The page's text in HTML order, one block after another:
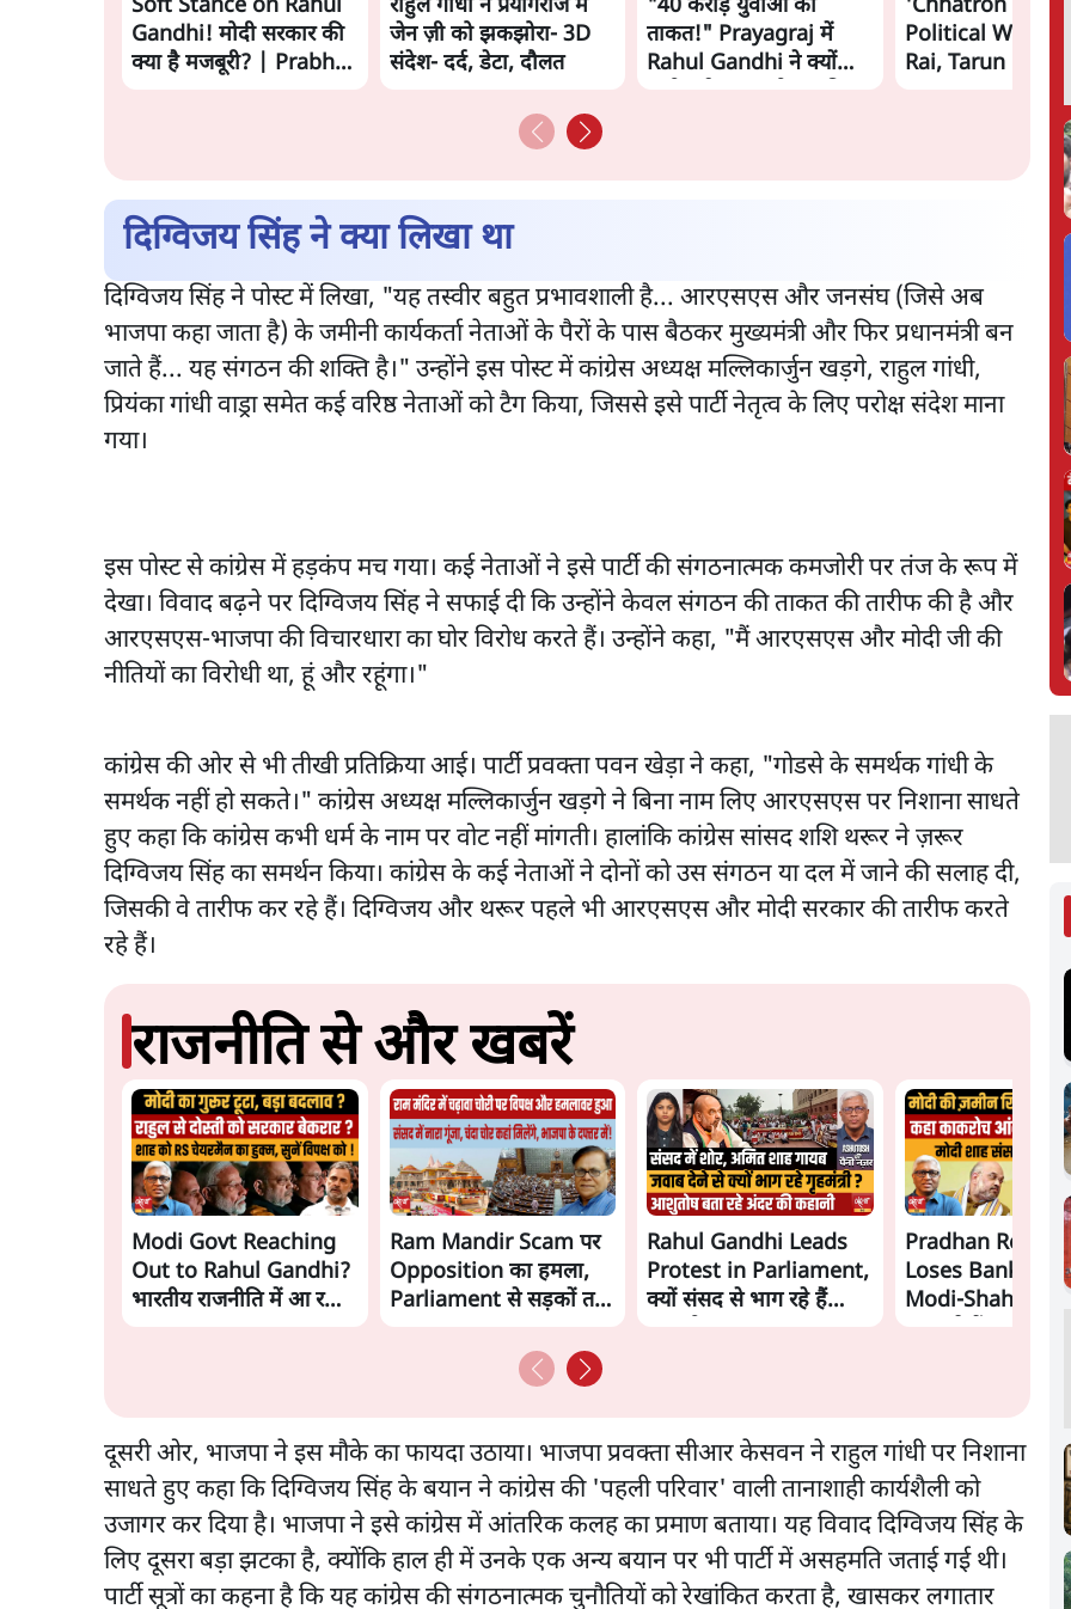
Soft Stance on Rahul
Gandhi! मोदी सरकार की
क्या है मजबूरी? | Prabhu
राहुल गांधी ने प्रयागराज में
जेन ज़ी को झकझोरा- 3D
संदेश- दर्द, डेटा, दौलत
"40 करोड़ युवाओं की
ताकत!" Prayagraj में
Rahul Gandhi ने क्यों
'Chhatron Ki
Political War!
Rai, Tarun Chugh
दिग्विजय सिंह ने क्या लिखा था
दिग्विजय सिंह ने पोस्ट में लिखा, "यह तस्वीर बहुत प्रभावशाली है... आरएसएस और जनसंघ (जिसे अब
भाजपा कहा जाता है) के जमीनी कार्यकर्ता नेताओं के पैरों के पास बैठकर मुख्यमंत्री और फिर प्रधानमंत्री बन
जाते हैं... यह संगठन की शक्ति है।" उन्होंने इस पोस्ट में कांग्रेस अध्यक्ष मल्लिकार्जुन खड़गे, राहुल गांधी,
प्रियंका गांधी वाड्रा समेत कई वरिष्ठ नेताओं को टैग किया, जिससे इसे पार्टी नेतृत्व के लिए परोक्ष संदेश माना
गया।
इस पोस्ट से कांग्रेस में हड़कंप मच गया। कई नेताओं ने इसे पार्टी की संगठनात्मक कमजोरी पर तंज के रूप में
देखा। विवाद बढ़ने पर दिग्विजय सिंह ने सफाई दी कि उन्होंने केवल संगठन की ताकत की तारीफ की है और
आरएसएस-भाजपा की विचारधारा का घोर विरोध करते हैं। उन्होंने कहा, "मैं आरएसएस और मोदी जी की
नीतियों का विरोधी था, हूं और रहूंगा।"
कांग्रेस की ओर से भी तीखी प्रतिक्रिया आई। पार्टी प्रवक्ता पवन खेड़ा ने कहा, "गोडसे के समर्थक गांधी के
समर्थक नहीं हो सकते।" कांग्रेस अध्यक्ष मल्लिकार्जुन खड़गे ने बिना नाम लिए आरएसएस पर निशाना साधते
हुए कहा कि कांग्रेस कभी धर्म के नाम पर वोट नहीं मांगती। हालांकि कांग्रेस सांसद शशि थरूर ने ज़रूर
दिग्विजय सिंह का समर्थन किया। कांग्रेस के कई नेताओं ने दोनों को उस संगठन या दल में जाने की सलाह दी,
जिसकी वे तारीफ कर रहे हैं। दिग्विजय और थरूर पहले भी आरएसएस और मोदी सरकार की तारीफ करते
रहे हैं।
राजनीति से और खबरें
Modi Govt Reaching
Out to Rahul Gandhi?
भारतीय राजनीति में आ रहा
Ram Mandir Scam पर
Opposition का हमला,
Parliament से सड़कों तक
Rahul Gandhi Leads
Protest in Parliament,
क्यों संसद से भाग रहे हैं
Pradhan
Loses Bankipur!
Modi-Shah संसद से
दूसरी ओर, भाजपा ने इस मौके का फायदा उठाया। भाजपा प्रवक्ता सीआर केसवन ने राहुल गांधी पर निशाना
साधते हुए कहा कि दिग्विजय सिंह के बयान ने कांग्रेस की 'पहली परिवार' वाली तानाशाही कार्यशैली को
उजागर कर दिया है। भाजपा ने इसे कांग्रेस में आंतरिक कलह का प्रमाण बताया। यह विवाद दिग्विजय सिंह के
लिए दूसरा बड़ा झटका है, क्योंकि हाल ही में उनके एक अन्य बयान पर भी पार्टी में असहमति जताई गई थी।
पार्टी सूत्रों का कहना है कि यह कांग्रेस की संगठनात्मक चुनौतियों को रेखांकित करता है, खासकर लगातार